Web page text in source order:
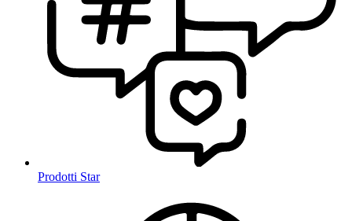
Prodotti Star